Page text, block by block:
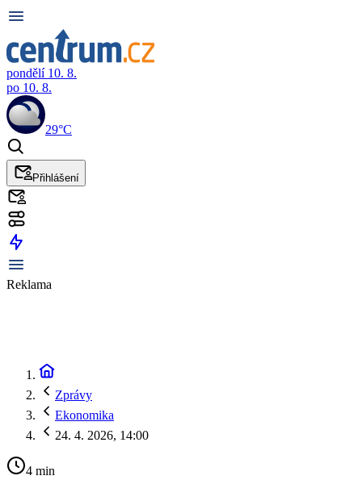
pondělí 10. 8.
po 10. 8.
29°C
Přihlášení
Reklama
Zprávy
Ekonomika
24. 4. 2026, 14:00
4 min